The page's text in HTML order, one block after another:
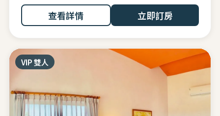
查看詳情 立即訂房
VIP 雙人